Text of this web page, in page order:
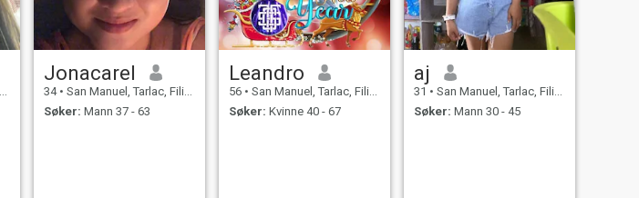
Jonacarel
34 • San Manuel, Tarlac, Filippinene
Søker: Mann 37 - 63
Leandro
56 • San Manuel, Tarlac, Filippinene
Søker: Kvinne 40 - 67
aj
31 • San Manuel, Tarlac, Filippinene
Søker: Mann 30 - 45